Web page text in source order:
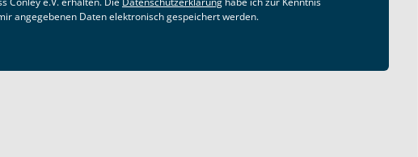
angegebenen Daten elektronisch gespeichert werden.